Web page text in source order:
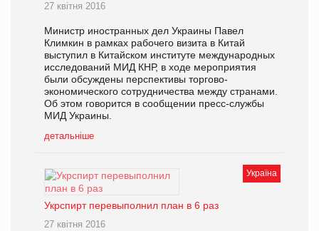
27 квітня 2016
Министр иностранных дел Украины Павел
Климкин в рамках рабочего визита в Китай
выступил в Китайском институте международных
исследований МИД КНР, в ходе мероприятия
были обсуждены перспективы торгово-
экономического сотрудничества между странами.
Об этом говорится в сообщении пресс-службы
МИД Украины.
детальніше
Україна
Укрспирт перевыполнил план в 6 раз
27 квітня 2016